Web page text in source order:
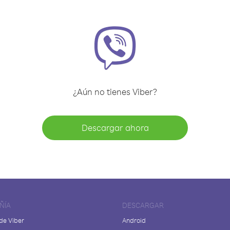
¿Aún no tienes Viber?
Descargar ahora
Viber
DESCARGAR
Android